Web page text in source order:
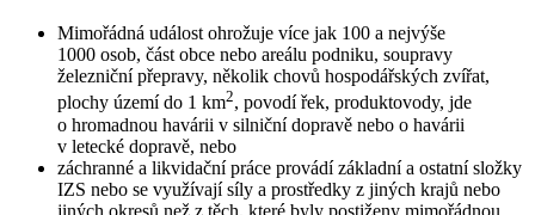
Mimořádná událost ohrožuje více jak 100 a nejvýše
1000 osob, část obce nebo areálu podniku, soupravy
železniční přepravy, několik chovů hospodářských zvířat,
plochy území do 1 km2, povodí řek, produktovody, jde
o hromadnou havárii v silniční dopravě nebo o havárii
v letecké dopravě, nebo
záchranné a likvidační práce provádí základní a ostatní složky
IZS nebo se využívají síly a prostředky z jiných krajů nebo
jiných okresů než z těch, které byly postiženy mimořádnou